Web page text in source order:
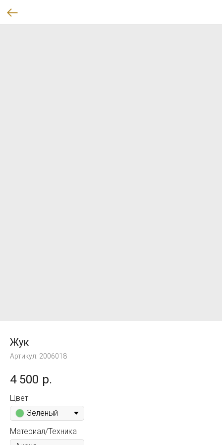
Жук
Артикул: 2006018
4 500 р.
Цвет
Зеленый
Материал/Техника